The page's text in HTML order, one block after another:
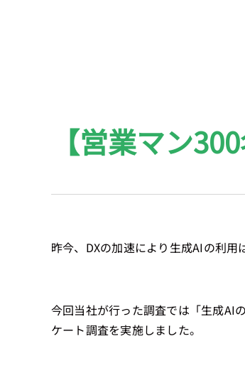
【営業マン
昨今、DXの加速により生成AIの利用
今回当社が行った調査では「生成AI
ケート調査を実施しました。